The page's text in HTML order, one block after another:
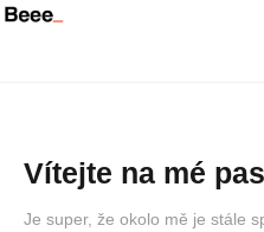
Vítejte na mé
Je super, že okolo mě je stále